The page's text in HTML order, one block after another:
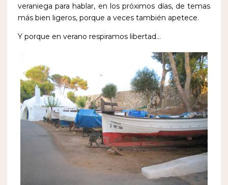
veraniega para hablar, en los próximos días, de temas
más bien ligeros, porque a veces también apetece.
Y porque en verano respiramos libertad…